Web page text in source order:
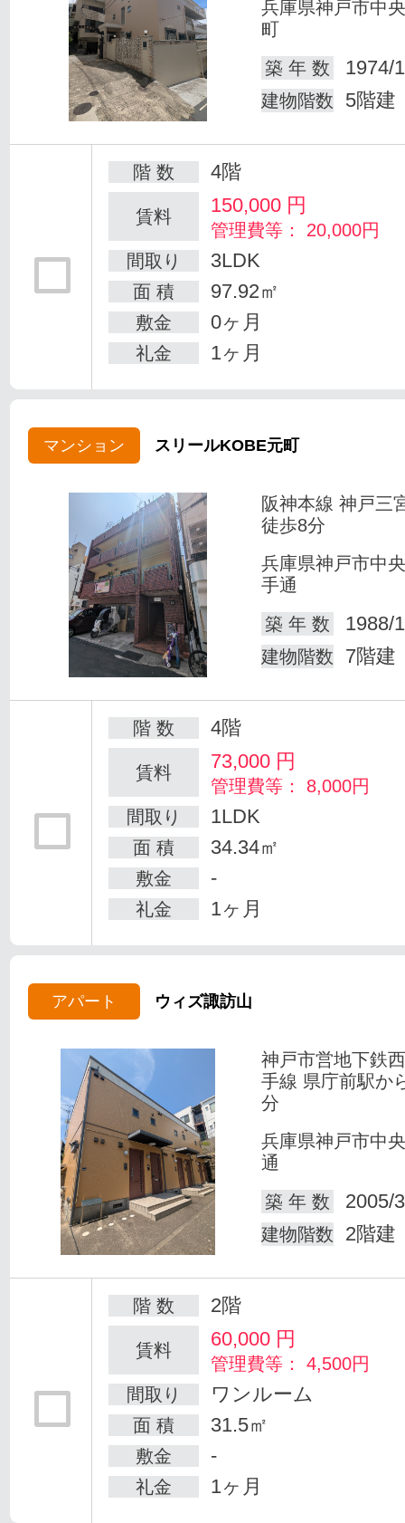
兵庫県神戸市中
町
築 年 数
1974/
建物階数 5階建
階 数 4階
賃料 150,000 円
管理費等： 20,000円
間取り
3LDK
面 積 97.92㎡
敷金 0ヶ月
礼金 1ヶ月
マンション スリールKOBE元町
阪神本線 神戸三
徒歩8分
兵庫県神戸市中
手通
築 年 数
1988/
建物階数 7階建
階 数 4階
賃料 73,000 円
管理費等： 8,000円
間取り
1LDK
面 積 34.34㎡
敷金 -
礼金 1ヶ月
アパート ウィズ諏訪山
神戸市営地下鉄
手線 県庁前駅か
分
兵庫県神戸市中
通
築 年 数
2005/
建物階数 2階建
階 数 2階
賃料 60,000 円
管理費等： 4,500円
間取り
ワンルーム
面 積 31.5㎡
敷金 -
礼金 1ヶ月